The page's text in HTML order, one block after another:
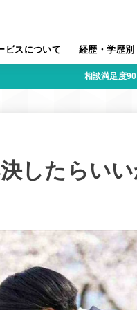
ビスについて 経歴・学歴別
相談満足度
したらい